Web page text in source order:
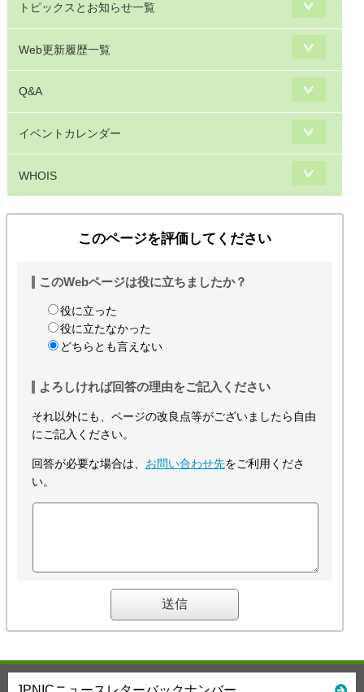
トピックスとお知らせ一覧
Web更新履歴一覧
Q&A
イベントカレンダー
WHOIS
このページを評価してください
このWebページは役に立ちましたか？
役に立った
役に立たなかった
どちらとも言えない
よろしければ回答の理由をご記入ください
それ以外にも、ページの改良点等がございましたら自由
にご記入ください。
回答が必要な場合は、 お問い合わせ先をご利用くださ
い。